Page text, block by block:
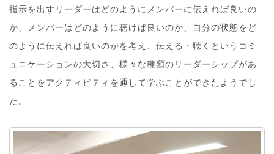
指示を出すリーダーはどのようにメンバーに伝えれば良いの
か、メンバーはどのように聴けば良いのか、自分の状態をど
のように伝えれば良いのかを考え、伝える・聴くというコミ
ュニケーションの大切さ、様々な種類のリーダーシップがあ
ることをアクティビティを通して学ぶことができたようでし
た。